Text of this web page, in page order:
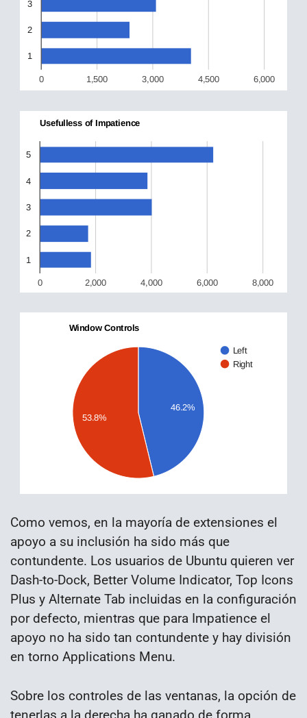
Como vemos, en la mayoría de extensiones el
apoyo a su inclusión ha sido más que
contundente. Los usuarios de Ubuntu quieren ver
Dash-to-Dock, Better Volume Indicator, Top Icons
Plus y Alternate Tab incluidas en la configuración
por defecto, mientras que para Impatience el
apoyo no ha sido tan contundente y hay división
en torno Applications Menu.
Sobre los controles de las ventanas, la opción de